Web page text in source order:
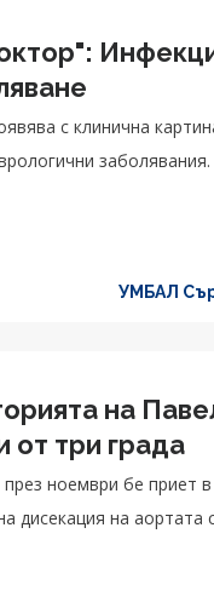
с клинична
заболявания.
УМБАЛ
на
от три града
ноември бе приет
дисекация на аортата